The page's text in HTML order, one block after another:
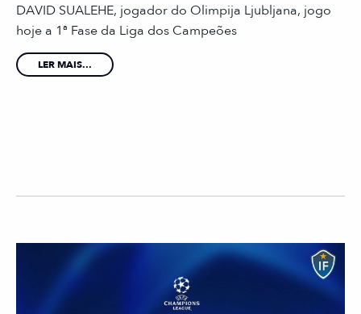
DAVID SUALEHE, jogador do Olimpija Ljubljana, jogo
hoje a 1ª Fase da Liga dos Campeões
LER MAIS...